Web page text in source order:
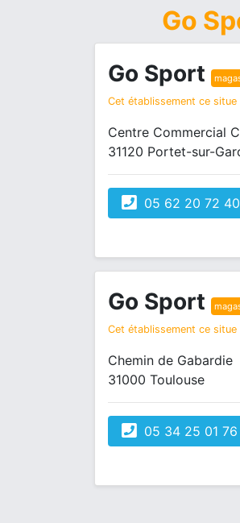
Go
Go Sport
Cet établissement ce
Centre Commercial
31120 Portet-sur-
05 62 20 72 40
Go Sport
Cet établissement ce
Chemin de Gabardie
31000 Toulouse
05 34 25 01 76